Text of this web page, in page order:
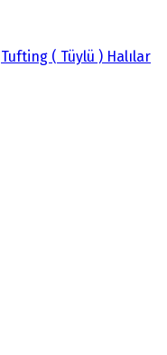
Tufting ( Tüylü ) Halılar